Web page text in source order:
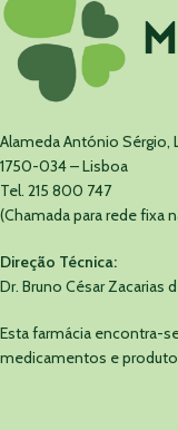
Alameda António Sérgio,
1750-034 – Lisboa
Tel. 215 800 747
(Chamada para rede fixa
Direção Técnica:
Dr. Bruno César Zacarias
Esta farmácia encontra-
medicamentos e